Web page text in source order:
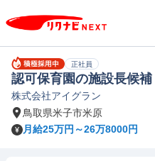
正社員
認可保育園の施設長候補
株式会社アイグラン
鳥取県米子市米原
月給25万円～26万8000円